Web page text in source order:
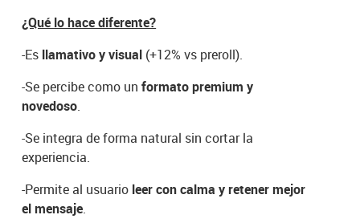
¿Qué lo hace diferente?
-Es llamativo y visual (+12% vs preroll).
-Se percibe como unformato premium y
novedoso.
-Se integra de forma natural sin cortar la
experiencia.
-Permite al usuario leer con calma y retener mejor
el mensaje.